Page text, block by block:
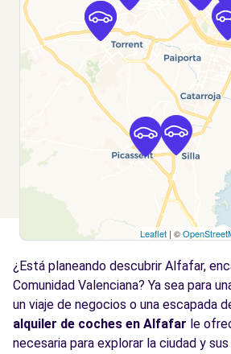
Valencia, 46014
Ver agencia
Free2Move Rent - S&YOU
Cruces - Valencia (D)
Avda. Tres Cruces, 38
Valencia, 46014
Free2Move Rent - TALLERES
FONTANARES, 33
Valencia, 46014
Leaflet | ©
¿Está planeando descubrir Alfafar,
Comunidad Valenciana? Ya sea para
un viaje de negocios o una escapada
alquiler de coches en Alfafar le
necesaria para explorar la ciudad y